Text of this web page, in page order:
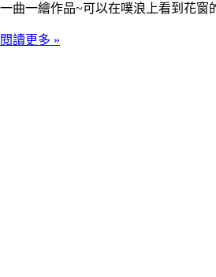
一曲一繪作品~可以在噗浪上看到花窗
閱讀更多 »